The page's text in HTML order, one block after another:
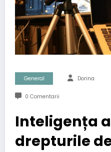
General Dorina
0 Comentarii
Inteligența
drepturile